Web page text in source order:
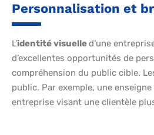
Personnalisation et
L’identité visuelled’une
d’excellentes opportunités de
compréhension du public cible.
public. Par exemple, une
entreprise visant une clientèle